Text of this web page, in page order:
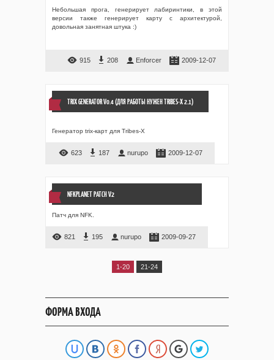
Небольшая прога, генерирует лабиринтики, в этой
версии также генерирует карту с архитектурой,
довольная занятная штука :)
915 208 Enforcer 2009-12-07
TRIX GENERATOR V0.4 (ДЛЯ РАБОТЫ НУЖЕН TRIBES-X 2.1)
Генератор trix-карт для Tribes-X
623 187 nurupo 2009-12-07
NFKPLANET PATCH V2
Патч для NFK.
821 195 nurupo 2009-09-27
1-20 21-24
ФОРМА ВХОДА